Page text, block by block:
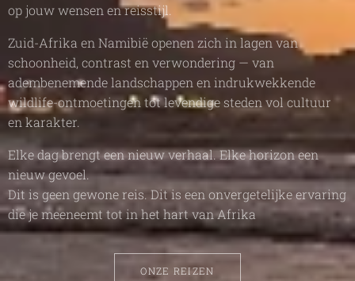
op jouw wensen en reisstijl.
Zuid-Afrika en Namibië openen zich in lagen van
schoonheid, contrast en verwondering — van
adembenemende landschappen en indrukwekkende
wildlife-ontmoetingen tot levendige steden vol cultuur
en karakter.
Elke dag brengt een nieuw verhaal. Elke horizon een
nieuw gevoel.
Dit is geen gewone reis. Dit is een onvergetelijke ervaring
die je meeneemt tot in het hart van Afrika
ONZE REIZEN